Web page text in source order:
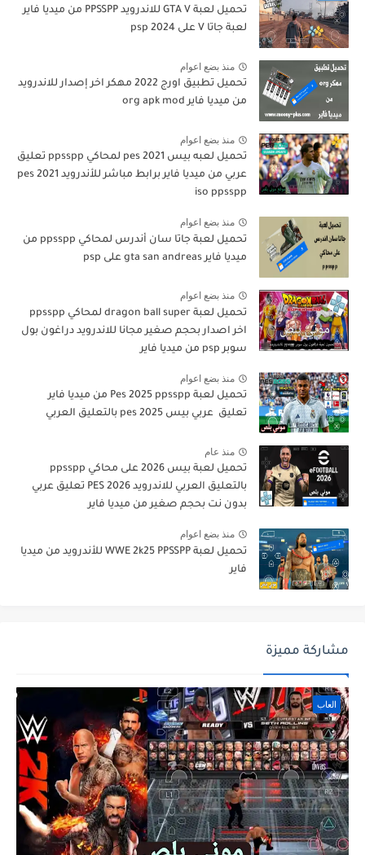
تحميل لعبة GTA V للاندرويد PPSSPP من ميديا فاير
لعبة جاتا V على psp 2024
منذ بضع اعوام
تحميل تطبيق اورج 2022 مهكر اخر إصدار للاندرويد
من ميديا فاير org apk mod
منذ بضع اعوام
تحميل لعبه بيس pes 2021 لمحاكي ppsspp تعليق
عربي من ميديا فاير برابط مباشر للأندرويد pes 2021
iso ppsspp
منذ بضع اعوام
تحميل لعبة جاتا سان أندرس لمحاكي ppsspp من
ميديا فاير gta san andreas على psp
منذ بضع اعوام
تحميل لعبة dragon ball super لمحاكي ppsspp
اخر اصدار بحجم صغير مجانا للاندرويد دراغون بول
سوبر psp من ميديا فاير
منذ بضع اعوام
تحميل لعبة Pes 2025 ppsspp من ميديا فاير
تعليق عربي بيس pes 2025 بالتعليق العربي
منذ عام
تحميل لعبة بيس 2026 على محاكي ppsspp
بالتعليق العربي للاندرويد PES 2026 تعليق عربي
بدون نت بحجم صغير من ميديا فاير
منذ بضع اعوام
تحميل لعبة WWE 2k25 PPSSPP للأندرويد من ميديا
فاير
مشاركة مميزة
العاب